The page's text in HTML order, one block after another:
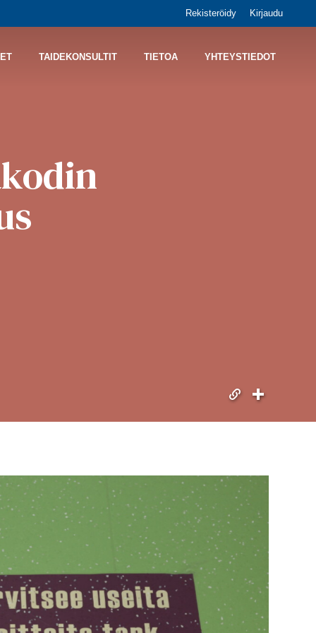
Rekisteröidy Kirjaudu
TAIDEKONSULTIT TIETOA YHTEYSTIEDOT